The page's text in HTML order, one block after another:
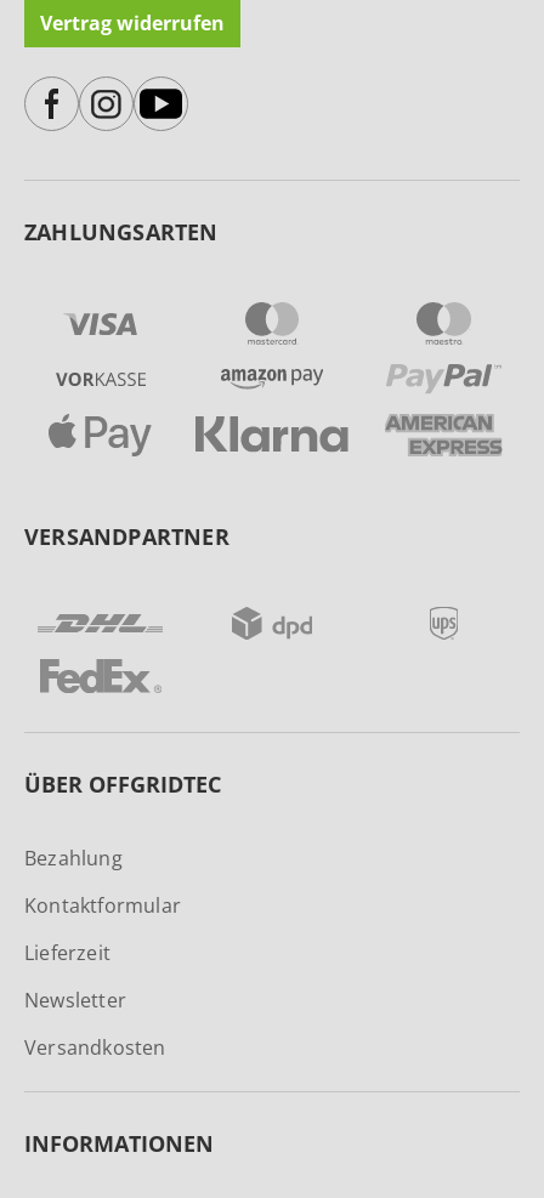
Vertrag widerrufen
ZAHLUNGSARTEN
VERSANDPARTNER
ÜBER OFFGRIDTEC
Bezahlung
Kontaktformular
Lieferzeit
Newsletter
Versandkosten
INFORMATIONEN